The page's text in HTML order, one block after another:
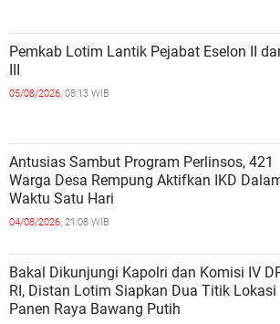
Pemkab Lotim Lantik Pejabat Eselon II
05/08/2026, 08:13 WIB
Antusias Sambut Program Perlinsos, 421
Warga Desa Rempung Aktifkan IKD
Waktu Satu Hari
04/08/2026, 21:08 WIB
Bakal Dikunjungi Kapolri dan Komisi IV
RI, Distan Lotim Siapkan Dua Titik Lokasi
Panen Raya Bawang Putih